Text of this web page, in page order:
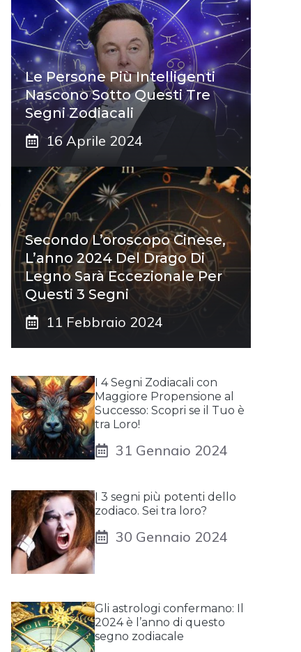
Le Persone Più Intelligenti
Nascono Sotto Questi Tre
Segni Zodiacali
16 Aprile 2024
Secondo L’oroscopo Cinese,
L’anno 2024 Del Drago Di
Legno Sarà Eccezionale Per
Questi 3 Segni
11 Febbraio 2024
I 4 Segni Zodiacali con
Maggiore Propensione al
Successo: Scopri se il Tuo è
tra Loro!
31 Gennaio 2024
I 3 segni più potenti dello
zodiaco. Sei tra loro?
30 Gennaio 2024
Gli astrologi confermano: Il
2024 è l’anno di questo
segno zodiacale